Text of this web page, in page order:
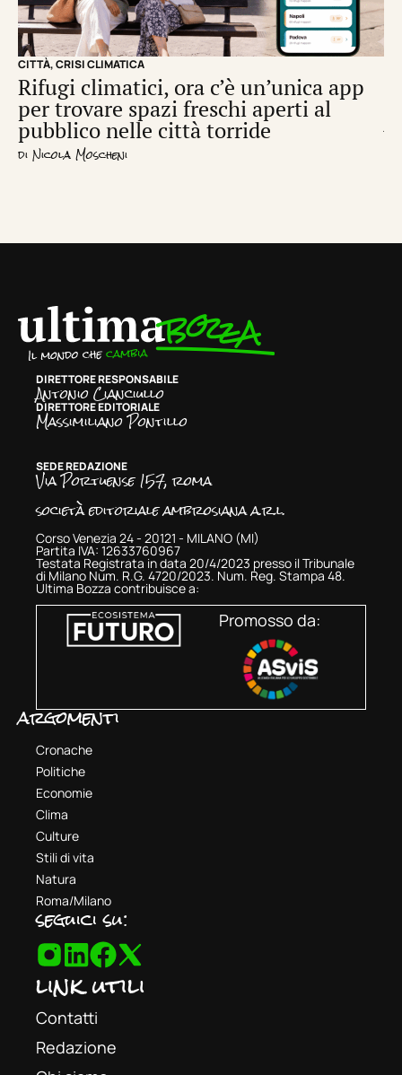
CITTÀ,CRISI CLIMATICA
Rifugi climatici, ora c’è un’unica app
per trovare spazi freschi aperti al
pubblico nelle città torride
di Nicola Moscheni
DIRETTORE RESPONSABILE
Antonio Cianciullo
DIRETTORE EDITORIALE
Massimiliano Pontillo
SEDE REDAZIONE
Via Portuense 157, roma
società editoriale ambrosiana a.r.l.
Corso Venezia 24 - 20121 - MILANO (MI)
Partita IVA: 12633760967
Testata Registrata in data 20/4/2023 presso il Tribunale
di Milano Num. R.G. 4720/2023. Num. Reg. Stampa 48.
Ultima Bozza contribuisce a:
Promosso da:
argomenti
Cronache
Politiche
Economie
Clima
Culture
Stili di vita
Natura
Roma/Milano
seguici su:
link utili
Contatti
Redazione